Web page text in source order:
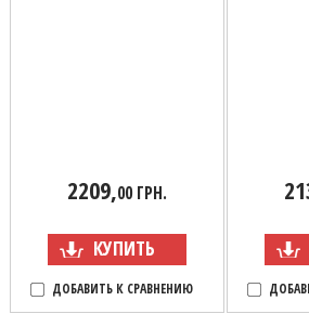
2209,00 ГРН.
КУПИТЬ
ДОБАВИТЬ К СРАВНЕНИЮ